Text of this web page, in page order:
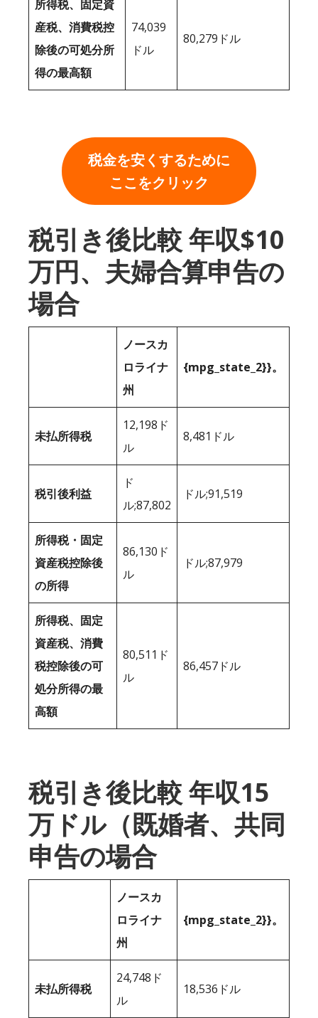
所得税、固定資
産税、消費税控
除後の可処分所
得の最高額
74,039
ドル
80,279ドル
税金を安くするために
ここをクリック
税引き後比較 年収$10
万円、夫婦合算申告の
場合
ノースカ
ロライナ
州
{mpg_state_2}}。
未払所得税
12,198ド
ル
8,481ドル
税引後利益
ド
ル;87,802
ドル;91,519
所得税・固定
資産税控除後
の所得
86,130ド
ル
ドル;87,979
所得税、固定
資産税、消費
税控除後の可
処分所得の最
高額
80,511ド
ル
86,457ドル
税引き後比較 年収15
万ドル（既婚者、共同
申告の場合
ノースカ
ロライナ
州
{mpg_state_2}}。
未払所得税
24,748ド
ル
18,536ドル